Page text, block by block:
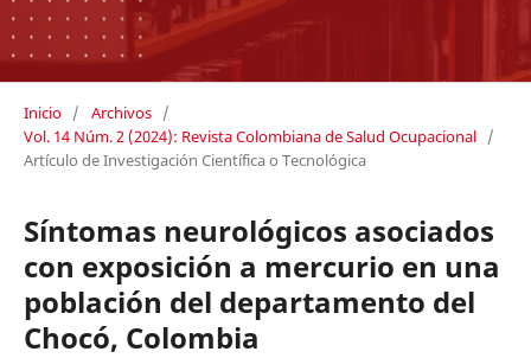
Inicio / Archivos /
Vol. 14 Núm. 2 (2024): Revista Colombiana de Salud Ocupacional /
Artículo de Investigación Científica o Tecnológica
Síntomas neurológicos asociados
con exposición a mercurio en una
población del departamento del
Chocó, Colombia